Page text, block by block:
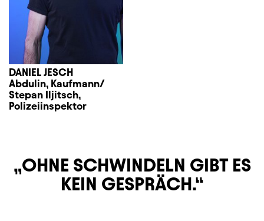
DANIEL JESCH
Abdulin, Kaufmann/
Stepan Iljitsch,
Polizeiinspektor
OHNE SCHWINDELN GIBT ES
KEIN GESPRÄCH.